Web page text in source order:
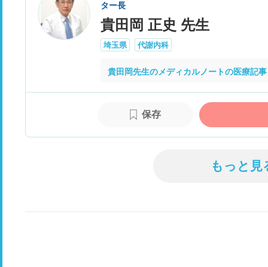
ター長
貴田岡 正史 先生
埼玉県 代謝内科
貴田岡先生のメディカルノートの医療記
保存
もっと見